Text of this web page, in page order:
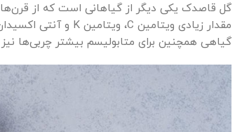
گل قاصدک یکی دیگر از گیاهانی است که از
مقدار زیادی ویتامین C، ویتامین K و آنتی اکسیدان مفید دارد که هم برای
گیاهی همچنین برای متابولیسم بیشتر چربی‌ها